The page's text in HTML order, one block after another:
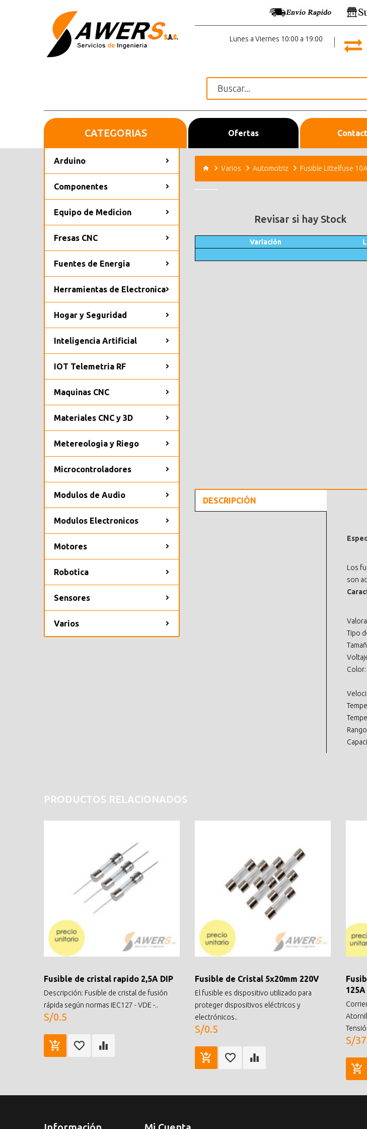
Lunes a Viernes 10:00 a 19:00
Inicio Ofertas
CATEGORIAS
Arduino
Componentes
Equipo de Medicion
Fresas CNC
Fuentes de Energia
Herramientas de Electronica
Hogar y Seguridad
Inteligencia Artificial
IOT Telemetria RF
Maquinas CNC
Materiales CNC y 3D
Metereologia y Riego
Microcontroladores
Modulos de Audio
Modulos Electronicos
Motores
Robotica
Sensores
Varios
Varios Automotriz Fusible Littelfuse 10A
Revisar si hay Stock
Variación
DESCRIPCIÓN
Los
son
Tipo
PRODUCTOS RELACIONADOS
Fusible de cristal rapido 2,5A DIP
Descripción: Fusible de cristal de fusión
rápida según normas IEC127 - VDE -..
S/0.5
Fusible de Cristal 5x20mm 220V
El fusible es dispositivo utilizado para
proteger dispositivos eléctricos y
electrónicos..
S/0.5
S/